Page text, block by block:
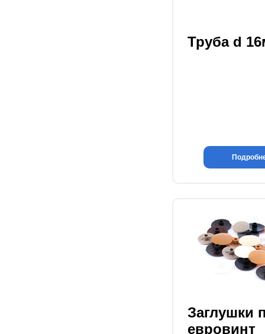
Труба d
Заглушки
евровинт